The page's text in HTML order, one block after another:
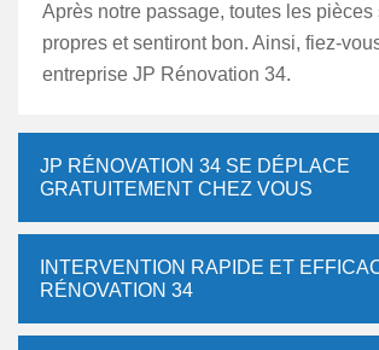
Après notre passage, toutes les pièces
propres et sentiront bon. Ainsi, fiez-
entreprise JP Rénovation 34.
JP RÉNOVATION 34 SE DÉPLACE
GRATUITEMENT CHEZ VOUS
INTERVENTION RAPIDE ET
RÉNOVATION 34